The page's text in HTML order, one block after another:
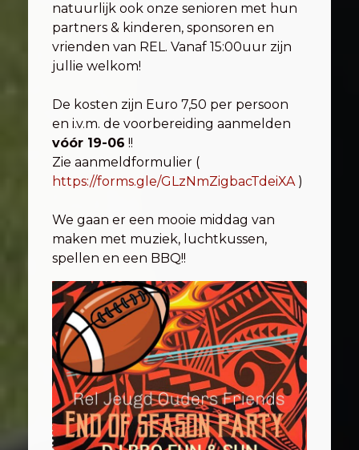
natuurlijk ook onze senioren met hun
partners & kinderen, sponsoren en
vrienden van REL. Vanaf 15:00uur zijn
jullie welkom!
De kosten zijn Euro 7,50 per persoon
en i.v.m. de voorbereiding aanmelden
vóór 19-06 !!
Zie aanmeldformulier (
https://forms.gle/GLzNmZigbacTdeiXA)
We gaan er een mooie middag van
maken met muziek, luchtkussen,
spellen en een BBQ!!